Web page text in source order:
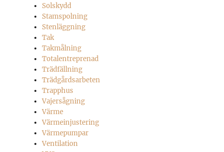
Solskydd
Stamspolning
Stenläggning
Tak
Takmålning
Totalentreprenad
Trädfällning
Trädgårdsarbeten
Trapphus
Vajersågning
Värme
Värmeinjustering
Värmepumpar
Ventilation